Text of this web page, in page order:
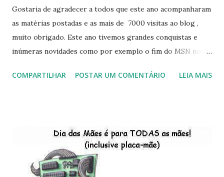
Gostaria de agradecer a todos que este ano acompanharam
as matérias postadas e as mais de 7000 visitas ao blog ,
muito obrigado. Este ano tivemos grandes conquistas e
inúmeras novidades como por exemplo o fim do MSN no
do Kaiana que será lançada em 2013, distro nacional , a
do LibreOffice , o IX Latinoware, a Microsoft boicotando o
Linux (como sempre), o lançamento do Windows 8 e a sua
baixa taxa de adesão pelos usuários, entre out ros. Gostaria
COMPARTILHAR POSTAR UM COMENTÁRIO LEIA MAIS